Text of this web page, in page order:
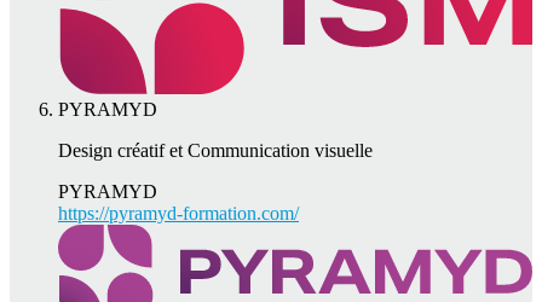
PYRAMYD
Design créatif et Communication visuelle
PYRAMYD
https://pyramyd-formation.com/